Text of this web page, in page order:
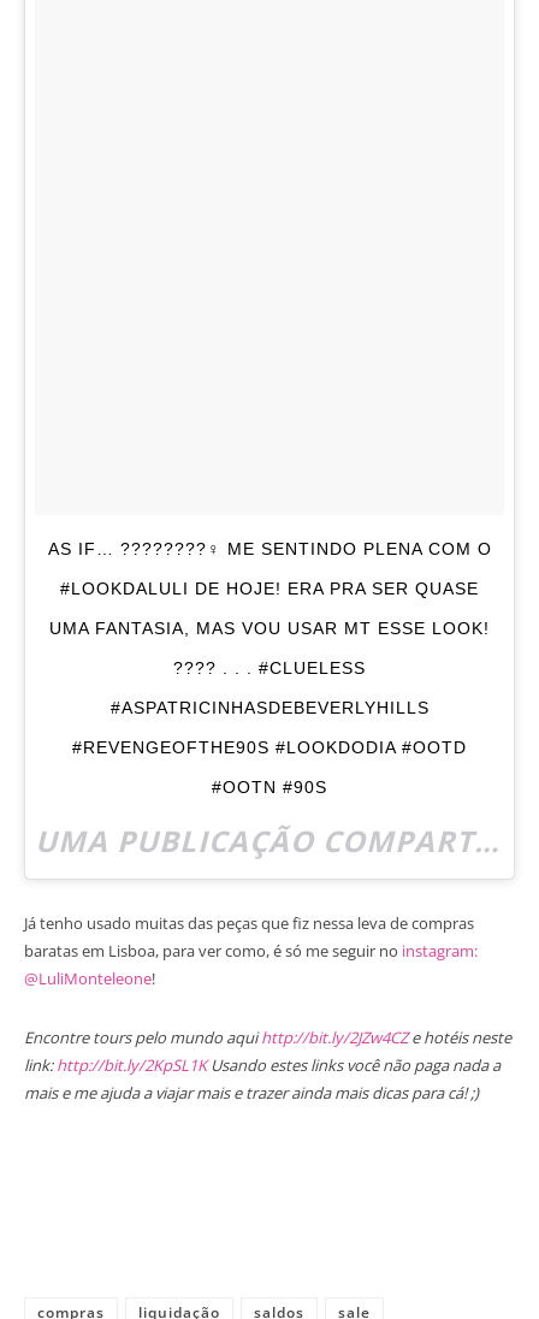
AS IF… ????????‍♀️ ME SENTINDO PLENA COM O
#LOOKDALULI DE HOJE! ERA PRA SER QUASE
UMA FANTASIA, MAS VOU USAR MT ESSE LOOK!
???? . . . #CLUELESS
#ASPATRICINHASDEBEVERLYHILLS
#REVENGEOFTHE90S #LOOKDODIA #OOTD
#OOTN #90S
UMA PUBLICAÇÃO COMPARTILHADA POR
Já tenho usado muitas das peças que fiz nessa leva de compras
baratas em Lisboa, para ver como, é só me seguir no instagram:
@LuliMonteleone!
Encontre tours pelo mundo aquihttp://bit.ly/2JZw4CZe hotéis neste
link:http://bit.ly/2KpSL1KUsando estes links você não paga nada a
mais e me ajuda a viajar mais e trazer ainda mais dicas para cá! ;)
compras liquidação saldos sale